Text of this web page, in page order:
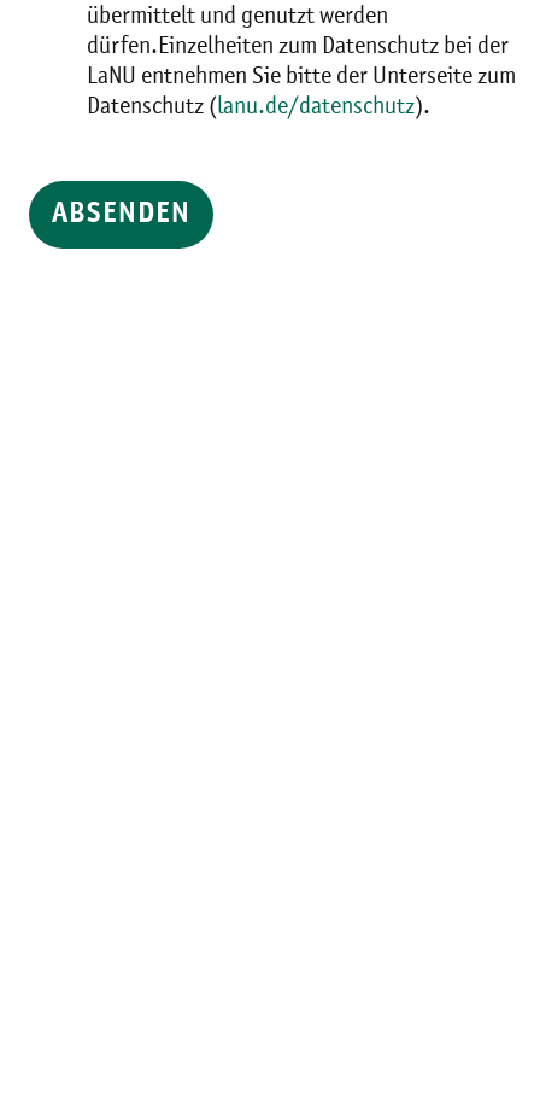
übermittelt und genutzt werden
dürfen.Einzelheiten zum Datenschutz bei der
LaNU entnehmen Sie bitte der Unterseite zum
Datenschutz (lanu.de/datenschutz).
ABSENDEN